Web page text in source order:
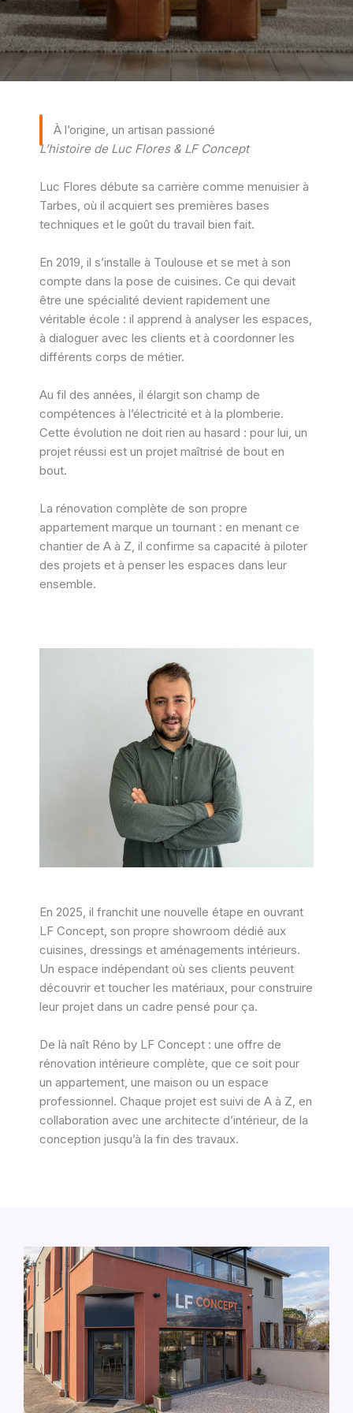
À l’origine, un artisan passioné
L’histoire de Luc Flores & LF Concept
Luc Flores débute sa carrière comme menuisier à
Tarbes, où il acquiert ses premières bases
techniques et le goût du travail bien fait.
En 2019, il s’installe à Toulouse et se met à son
compte dans la pose de cuisines. Ce qui devait
être une spécialité devient rapidement une
véritable école : il apprend à analyser les espaces,
à dialoguer avec les clients et à coordonner les
différents corps de métier.
Au fil des années, il élargit son champ de
compétences à l’électricité et à la plomberie.
Cette évolution ne doit rien au hasard : pour lui, un
projet réussi est un projet maîtrisé de bout en
bout.
La rénovation complète de son propre
appartement marque un tournant : en menant ce
chantier de A à Z, il confirme sa capacité à piloter
des projets et à penser les espaces dans leur
ensemble.
En 2025, il franchit une nouvelle étape en ouvrant
LF Concept, son propre showroom dédié aux
cuisines, dressings et aménagements intérieurs.
Un espace indépendant où ses clients peuvent
découvrir et toucher les matériaux, pour construire
leur projet dans un cadre pensé pour ça.
De là naît Réno by LF Concept : une offre de
rénovation intérieure complète, que ce soit pour
un appartement, une maison ou un espace
professionnel. Chaque projet est suivi de A à Z, en
collaboration avec une architecte d’intérieur, de la
conception jusqu’à la fin des travaux.